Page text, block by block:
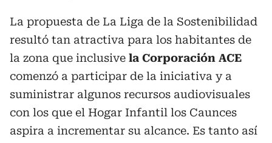
La propuesta de La Liga de la Sostenibilidad
resultó tan atractiva para los habitantes de
la zona que inclusive la Corporación ACE
comenzó a participar de la iniciativa y a
suministrar algunos recursos audiovisuales
con los que el Hogar Infantil los Caunces
aspira a incrementar su alcance. Es tanto así